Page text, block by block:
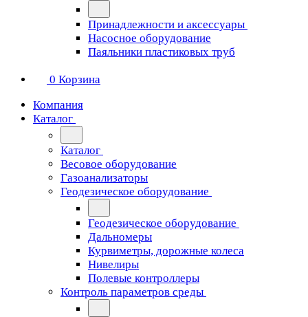
Принадлежности и аксессуары
Насосное оборудование
Паяльники пластиковых труб
0 Корзина
Компания
Каталог
Каталог
Весовое оборудование
Газоанализаторы
Геодезическое оборудование
Геодезическое оборудование
Дальномеры
Курвиметры, дорожные колеса
Нивелиры
Полевые контроллеры
Контроль параметров среды